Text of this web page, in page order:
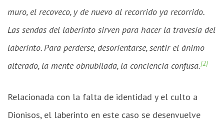
muro, el recoveco, y de nuevo al recorrido ya recorrido.
Las sendas del laberinto sirven para hacer la travesía del
laberinto. Para perderse, desorientarse, sentir el ánimo
alterado, la mente obnubilada, la conciencia confusa.[2]
Relacionada con la falta de identidad y el culto a
Dionisos, el laberinto en este caso se desenvuelve